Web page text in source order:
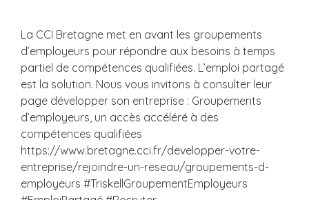
La CCI Bretagne met en avant les groupements
d’employeurs pour répondre aux besoins à temps
partiel de compétences qualifiées. L’emploi partagé
est la solution. Nous vous invitons à consulter leur
page développer son entreprise : Groupements
d’employeurs, un accès accéléré à des
compétences qualifiées
https://www.bretagne.cci.fr/developper-votre-
entreprise/rejoindre-un-reseau/groupements-d-
employeurs #TriskellGroupementEmployeurs